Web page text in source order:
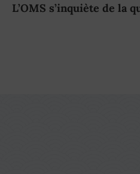
L’OMS s’inquiète de la